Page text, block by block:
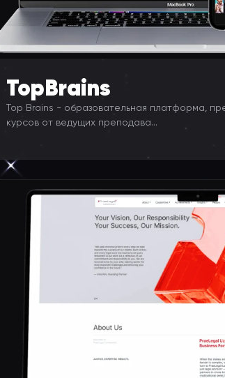
TopBrains
Top Brains - образовательная платформа,
курсов от ведущих преподава...